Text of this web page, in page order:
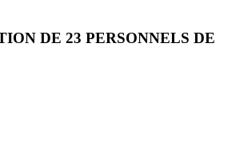
DE 23 PERSONNELS DE